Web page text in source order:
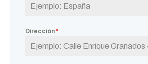
Dirección*